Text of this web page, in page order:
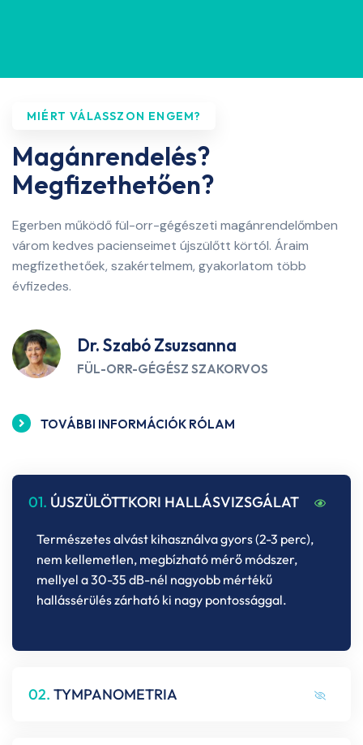
MIÉRT VÁLASSZON ENGEM?
Magánrendelés?
Megfizethetően?
Egerben működő fül-orr-gégészeti magánrendelőmben
várom kedves pacienseimet újszülőtt körtól. Áraim
megfizethetőek, szakértelmem, gyakorlatom több
évfizedes.
Dr. Szabó Zsuzsanna
FÜL-ORR-GÉGÉSZ SZAKORVOS
TOVÁBBI INFORMÁCIÓK RÓLAM
01. ÚJSZÜLÖTTKORI HALLÁSVIZSGÁLAT
Természetes alvást kihasználva gyors (2-3 perc),
nem kellemetlen, megbízható mérő módszer,
mellyel a 30-35 dB-nél nagyobb mértékű
hallássérülés zárható ki nagy pontossággal.
02. TYMPANOMETRIA